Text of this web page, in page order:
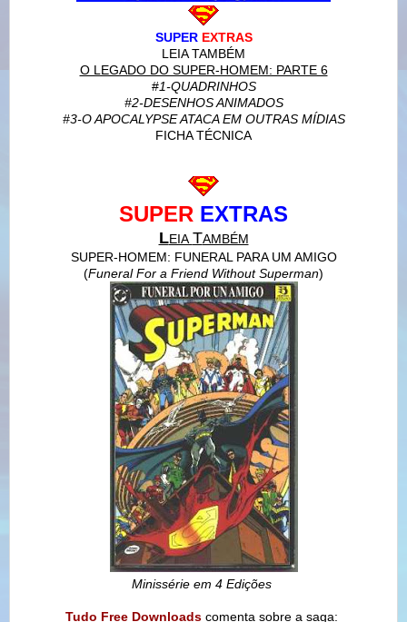
SUPER EXTRAS
LEIA TAMBÉM
O LEGADO DO SUPER-HOMEM: PARTE 6
#1-QUADRINHOS
#2-DESENHOS ANIMADOS
#3-O APOCALYPSE ATACA EM OUTRAS MÍDIAS
FICHA TÉCNICA
SUPER EXTRAS
LEIA TAMBÉM
SUPER-HOMEM: FUNERAL PARA UM AMIGO
(Funeral For a Friend Without Superman)
Minissérie em 4 Edições
Tudo Free Downloads comenta sobre a saga: